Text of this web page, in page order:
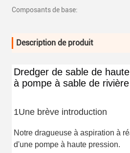
Composants de base:
Description de produit
Dredger de sable de
à pompe à sable de
1Une brève introduction
Notre dragueuse à aspiration à
d'une pompe à haute pression.